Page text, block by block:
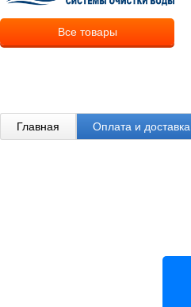
Все товары
Главная Оплата и доставка